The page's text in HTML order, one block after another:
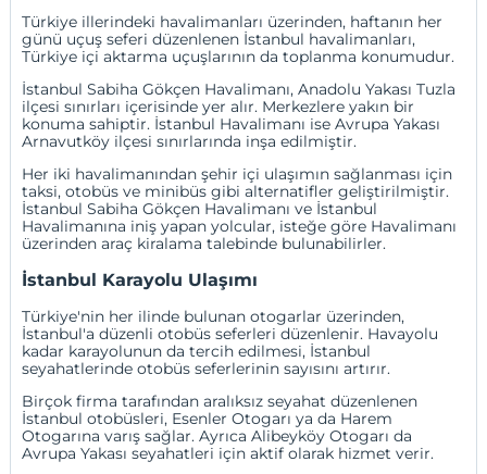
Türkiye illerindeki havalimanları üzerinden, haftanın her
günü uçuş seferi düzenlenen İstanbul havalimanları,
Türkiye içi aktarma uçuşlarının da toplanma konumudur.
İstanbul Sabiha Gökçen Havalimanı, Anadolu Yakası Tuzla
ilçesi sınırları içerisinde yer alır. Merkezlere yakın bir
konuma sahiptir. İstanbul Havalimanı ise Avrupa Yakası
Arnavutköy ilçesi sınırlarında inşa edilmiştir.
Her iki havalimanından şehir içi ulaşımın sağlanması için
taksi, otobüs ve minibüs gibi alternatifler geliştirilmiştir.
İstanbul Sabiha Gökçen Havalimanı ve İstanbul
Havalimanına iniş yapan yolcular, isteğe göre Havalimanı
üzerinden araç kiralama talebinde bulunabilirler.
İstanbul Karayolu Ulaşımı
Türkiye'nin her ilinde bulunan otogarlar üzerinden,
İstanbul'a düzenli otobüs seferleri düzenlenir. Havayolu
kadar karayolunun da tercih edilmesi, İstanbul
seyahatlerinde otobüs seferlerinin sayısını artırır.
Birçok firma tarafından aralıksız seyahat düzenlenen
İstanbul otobüsleri, Esenler Otogarı ya da Harem
Otogarına varış sağlar. Ayrıca Alibeyköy Otogarı da
Avrupa Yakası seyahatleri için aktif olarak hizmet verir.